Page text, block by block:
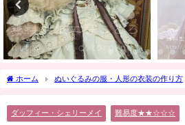
ホーム ぬいぐるみの服・人形の衣装の作り方
ダッフィー・シェリーメイ 難易度★★☆☆☆